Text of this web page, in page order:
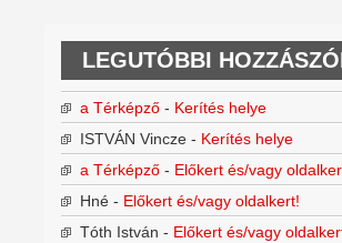
LEGUTÓBBI
a Térképző - Kerítés helye
ISTVÁN Vincze - Kerítés helye
a Térképző - Előkert és/vagy
Hné - Előkert és/vagy oldalkert!
Tóth István - Előkert és/vagy